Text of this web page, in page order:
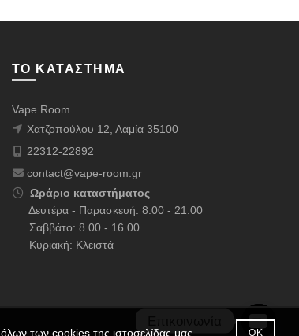
ΤΟ ΚΑΤΆΣΤΗΜΑ
Vape Room
Χατζοπούλου 12, Λαμία 35100
22312-22892
contact@vape-room.gr
Ωράριο καταστήματος
Δευτέρα - Παρασκευή: 8.00 - 21.00
Σαββάτο: 8.00 - 16.00
Κυριακή: Κλειστά
των cookies της ιστοσελίδας μας. ΟΚ